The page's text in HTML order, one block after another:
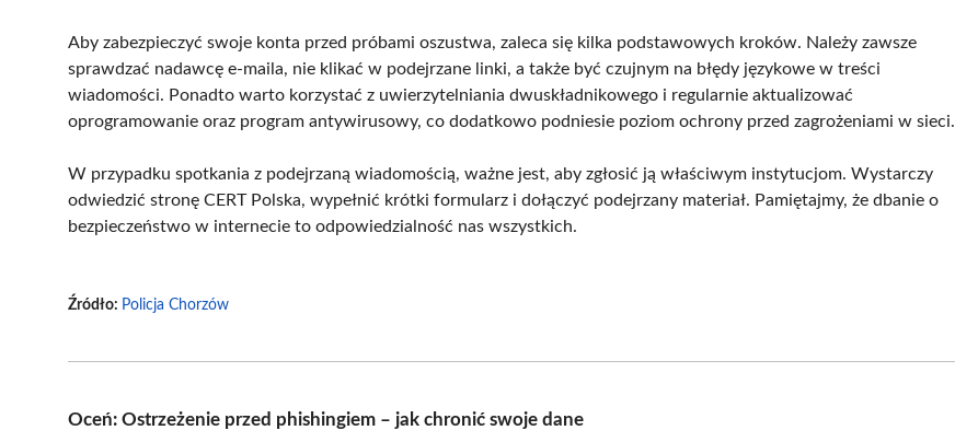
Aby zabezpieczyć swoje konta przed próbami oszustwa, zaleca się kilka podstawowych kroków. Należy zawsze
sprawdzać nadawcę e-maila, nie klikać w podejrzane linki, a także być czujnym na błędy językowe w treści
wiadomości. Ponadto warto korzystać z uwierzytelniania dwuskładnikowego i regularnie aktualizować
oprogramowanie oraz program antywirusowy, co dodatkowo podniesie poziom ochrony przed zagrożeniami w sieci.
W przypadku spotkania z podejrzaną wiadomością, ważne jest, aby zgłosić ją właściwym instytucjom. Wystarczy
odwiedzić stronę CERT Polska, wypełnić krótki formularz i dołączyć podejrzany materiał. Pamiętajmy, że dbanie o
bezpieczeństwo w internecie to odpowiedzialność nas wszystkich.
Źródło: Policja Chorzów
Oceń: Ostrzeżenie przed phishingiem – jak chronić swoje dane